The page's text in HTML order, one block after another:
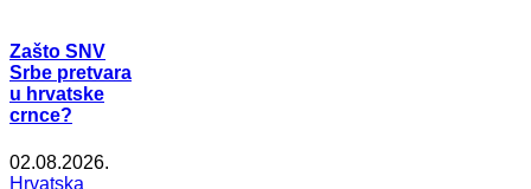
Zašto SNV
Srbe pretvara
u hrvatske
crnce?
02.08.2026.
Hrvatska